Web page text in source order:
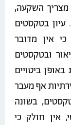
מצריך השקעה,
עיון בטקסטים
כי אין מדובר
ובטקסטים
ביטויים
אף מעבר
בשונה
אין חולק כי